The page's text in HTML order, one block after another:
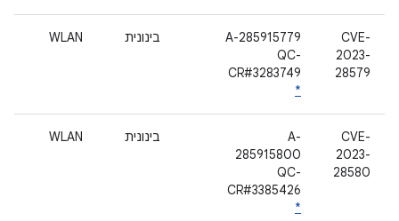
CVE-
2023-
28579
A-285915779
QC-
CR#3283749
*
בינונית WLAN
CVE-
2023-
28580
A-
285915800
QC-
CR#3385426
*
בינונית WLAN